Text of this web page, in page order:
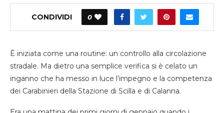
CONDIVIDI 0
È iniziata come una routine: un controllo alla circolazione
stradale. Ma dietro una semplice verifica si è celato un
inganno che ha messo in luce l’impegno e la competenza
dei Carabinieri della Stazione di Scilla e di Calanna.